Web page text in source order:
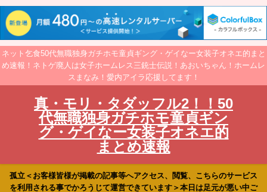
ネット乞食50代無職独身ガチホモ童貞ギング・ゲイなー女装子オネエ的まと
め速報！ネトゲ廃人は女子ホームレス三銃士伝説！あおいちゃん！ホームレ
スまなみ！愛内アイラ応援してます！
真・モリ・タダッフル2！！50
代無職独身ガチホモ童貞ギン
グ・ゲイなー女装子オネエ的
まとめ速報
孤立＜お客様皆様が掲載の記事等へアクセス、閲覧、こちらのサービス
を利用される事でかろうじて運営できています＞本日は足元が悪い中ご